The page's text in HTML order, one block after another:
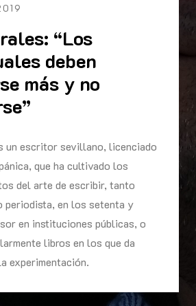
“Los
deben
más y no
un escritor sevillano, licenciado
que ha cultivado los
del arte de escribir, tanto
periodista, en los setenta y
en instituciones públicas, o
libros en los que da
experimentación.